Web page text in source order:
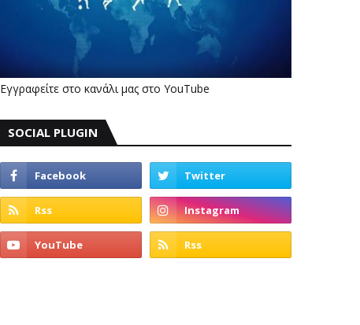
Εγγραφείτε στο κανάλι μας στο YouTube
SOCIAL PLUGIN